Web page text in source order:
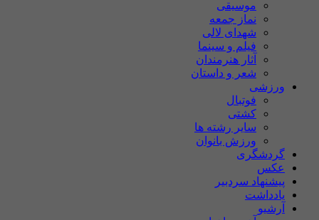
موسیقی
نماز جمعه
شهدای لالی
فیلم و سینما
آثار هنرمندان
شعر و داستان
ورزشی
فوتبال
کشتی
سایر رشته ها
ورزش بانوان
گردشگری
عکس
پیشنهاد سردبیر
یادداشت
آرشیو